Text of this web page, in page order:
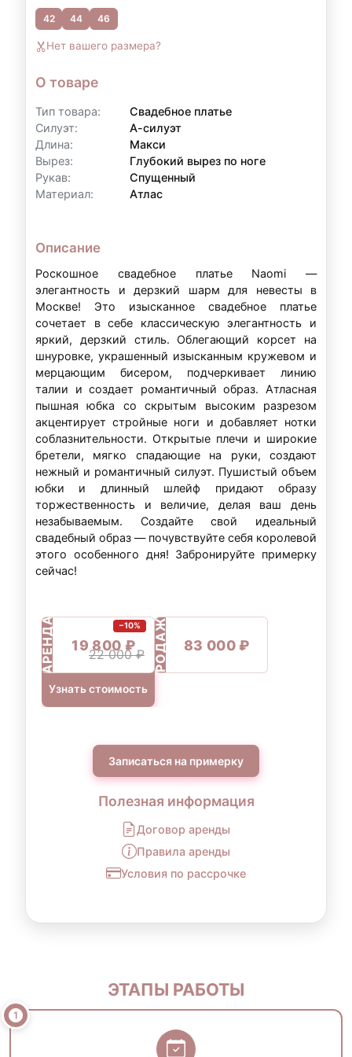
42 44 46
Нет вашего размера?
О товаре
Тип товара:
Свадебное платье
Силуэт:
А-силуэт
Длина:
Макси
Вырез:
Глубокий вырез по ноге
Рукав:
Спущенный
Материал:
Атлас
Описание
Роскошное свадебное платье Naomi —
элегантность и дерзкий шарм для невесты в
Москве! Это изысканное свадебное платье
сочетает в себе классическую элегантность и
яркий, дерзкий стиль. Облегающий корсет на
шнуровке, украшенный изысканным кружевом и
мерцающим бисером, подчеркивает линию
талии и создает романтичный образ. Атласная
пышная юбка со скрытым высоким разрезом
акцентирует стройные ноги и добавляет нотки
соблазнительности. Открытые плечи и широкие
бретели, мягко спадающие на руки, создают
нежный и романтичный силуэт. Пушистый объем
юбки и длинный шлейф придают образу
торжественность и величие, делая ваш день
незабываемым. Создайте свой идеальный
свадебный образ — почувствуйте себя королевой
этого особенного дня! Забронируйте примерку
сейчас!
АРЕНДА −10%
19 800 ₽
22 000 ₽
Узнать стоимость
ПРОДАЖА 83 000 ₽
Записаться на примерку
Полезная информация
Договор аренды
Правила аренды
Условия по рассрочке
ЭТАПЫ РАБОТЫ
Контакты для уточнения:
По всем вопросам, связанным с
оформлением рассрочки, вы можете
Телефон:
+7 (903) 718-28-15
WhatsApp:
+7 (903) 718-28-15
Режим работы:вт–вс: 11:00–20:00
варьироваться в зависимости от суммы аренды
и индивидуальных обстоятельств. Точные
условия уточняйте у наших менеджеров.